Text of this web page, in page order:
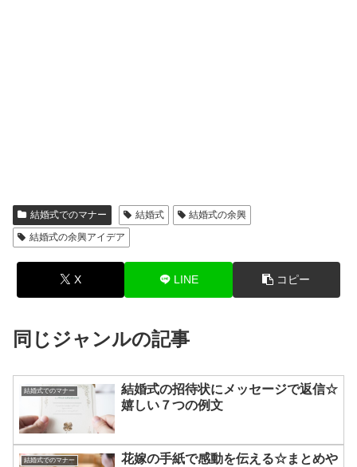
結婚式でのマナー 結婚式
結婚式の余興
結婚式の余興アイデア
X LINE コピー
同じジャンルの記事
結婚式でのマナー
結婚式の招待状にメッセージで返信☆
嬉しい７つの例文
結婚式でのマナー
花嫁の手紙で感動を伝える☆まとめや